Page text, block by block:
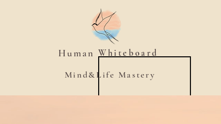
Human Whiteboard
Mind&Life Mastery